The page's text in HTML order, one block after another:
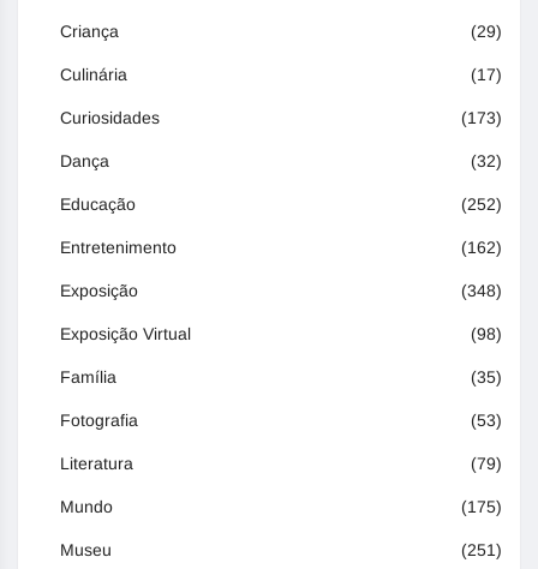
Criança (29)
Culinária (17)
Curiosidades (173)
Dança (32)
Educação (252)
Entretenimento (162)
Exposição (348)
Exposição Virtual (98)
Família (35)
Fotografia (53)
Literatura (79)
Mundo (175)
Museu (251)